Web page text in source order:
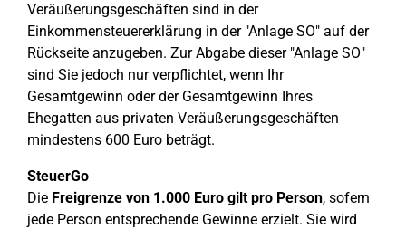
Veräußerungsgeschäften sind in der
Einkommensteuererklärung in der "Anlage SO" auf der
Rückseite anzugeben. Zur Abgabe dieser "Anlage SO"
sind Sie jedoch nur verpflichtet, wenn Ihr
Gesamtgewinn oder der Gesamtgewinn Ihres
Ehegatten aus privaten Veräußerungsgeschäften
mindestens 600 Euro beträgt.
SteuerGo
Die Freigrenze von 1.000 Euro gilt pro Person, sofern
jede Person entsprechende Gewinne erzielt. Sie wird